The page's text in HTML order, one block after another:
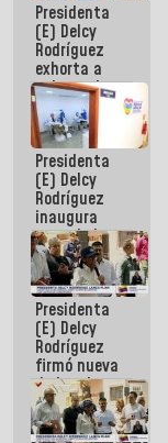
Presidenta
(E) Delcy
Rodríguez
exhorta a
gobernadores
y alcaldes a
edificar
casas para
abuelos
Presidenta
(E) Delcy
Rodríguez
inaugura
casa de los
Abuelos
Primavera
en Caracas
Presidenta
(E) Delcy
Rodríguez
firmó nueva
de Ley de
Arrendamiento
aprobada